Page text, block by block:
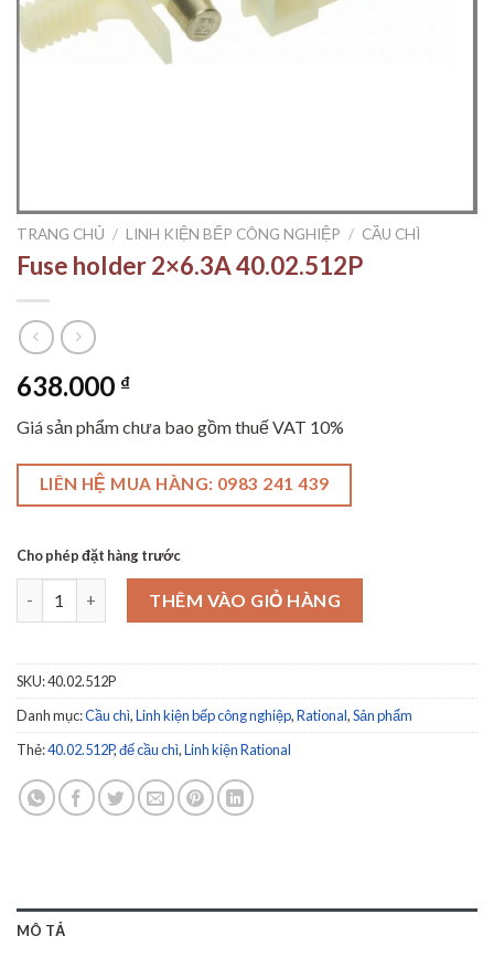
TRANG CHỦ / LINH KIỆN BẾP CÔNG NGHIỆP / CẦU CHÌ
Fuse holder 2×6.3A 40.02.512P
638.000 ₫
Giá sản phẩm chưa bao gồm thuế VAT 10%
LIÊN HỆ MUA HÀNG: 0983 241 439
Cho phép đặt hàng trước
Fuse holder 2x6.3A 40.02.512P số lượng
THÊM VÀO GIỎ HÀNG
SKU:40.02.512P
Danh mục:Cầu chì,Linh kiện bếp công nghiệp,Rational,Sản phẩm
Thẻ:40.02.512P,đế cầu chì,Linh kiện Rational
MÔ TẢ